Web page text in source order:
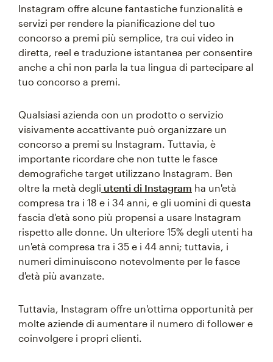
Instagram offre alcune fantastiche funzionalità e
servizi per rendere la pianificazione del tuo
concorso a premi più semplice, tra cui video in
diretta, reel e traduzione istantanea per consentire
anche a chi non parla la tua lingua di partecipare al
tuo concorso a premi.
Qualsiasi azienda con un prodotto o servizio
visivamente accattivante può organizzare un
concorso a premi su Instagram. Tuttavia, è
importante ricordare che non tutte le fasce
demografiche target utilizzano Instagram. Ben
oltre la metà degli utenti di Instagram ha un'età
compresa tra i 18 e i 34 anni, e gli uomini di questa
fascia d'età sono più propensi a usare Instagram
rispetto alle donne. Un ulteriore 15% degli utenti ha
un'età compresa tra i 35 e i 44 anni; tuttavia, i
numeri diminuiscono notevolmente per le fasce
d'età più avanzate.
Tuttavia, Instagram offre un'ottima opportunità per
molte aziende di aumentare il numero di follower e
coinvolgere i propri clienti.